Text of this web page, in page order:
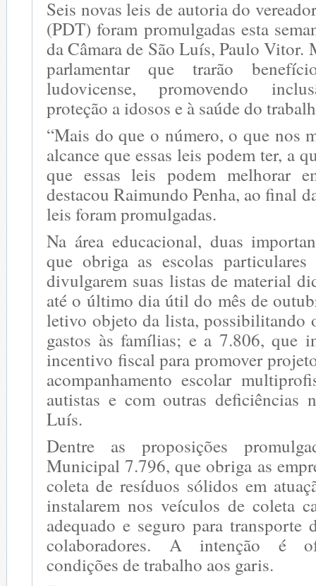
Seis novas leis de autoria do
(PDT) foram promulgadas esta
da Câmara de São Luís, Paulo Vitor.
parlamentar que trarão
ludovicense, promovendo
proteção a idosos e à saúde do
“Mais do que o número, o que nos
alcance que essas leis podem ter, a
que essas leis podem melhorar
destacou Raimundo Penha, ao final
leis foram promulgadas.
Na área educacional, duas
que obriga as escolas
divulgarem suas listas de material
até o último dia útil do mês de
letivo objeto da lista, possibilitando
gastos às famílias; e a 7.806, que
incentivo fiscal para promover
acompanhamento escolar
autistas e com outras deficiências
Luís.
Dentre as proposições
Municipal 7.796, que obriga as
coleta de resíduos sólidos em
instalarem nos veículos de coleta
adequado e seguro para transporte
colaboradores. A intenção é
condições de trabalho aos garis.